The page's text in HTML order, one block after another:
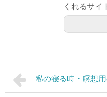
くれるサイ
私の寝る時・瞑想